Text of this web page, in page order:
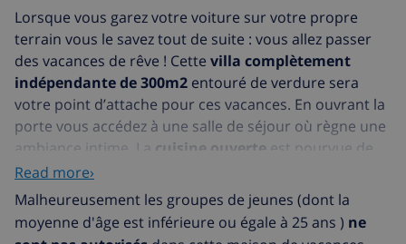
Lorsque vous garez votre voiture sur votre propre
terrain vous le savez tout de suite : vous allez passer
des vacances de rêve ! Cette villa complètement
indépendante de 300m2 entouré de verdure sera
votre point d’attache pour ces vacances. En ouvrant la
porte vous accédez à une salle de séjour où règne une
ambiance intime. La cuisine ouverte est pourvue de
tous les conforts. Au rez-de-chaussée se trouvent aussi
une salle à manger magnifique, 2 chambres et 1 salle
de bain. Au premier étage se trouvent 2 chambres et 1
salle de bain. Les deux salles de bains
sont pourvues
Read more›
Malheureusement les groupes de jeunes (dont la
moyenne d'âge est inférieure ou égale à 25 ans ) ne